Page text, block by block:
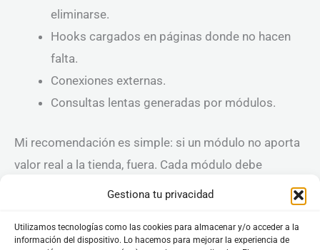
Gestiona tu privacidad
Utilizamos tecnologías como las cookies para almacenar y/o acceder a la
información del dispositivo. Lo hacemos para mejorar la experiencia de
eliminarse.
Hooks cargados en páginas donde no hacen
falta.
Conexiones externas.
Consultas lentas generadas por módulos.
Mi recomendación es simple: si un módulo no aporta
valor real a la tienda, fuera. Cada módulo debe
justificar su presencia.
Plantillas pesadas y código innecesario